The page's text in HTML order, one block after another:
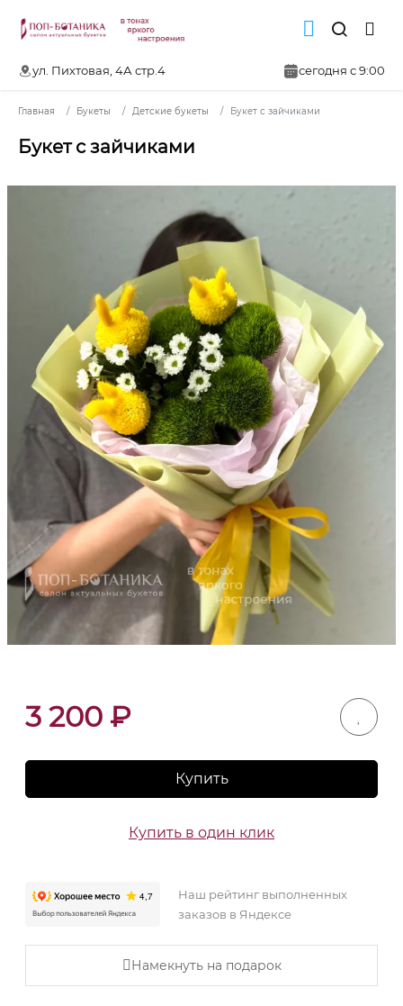
ул. Пихтовая, 4А стр.4 сегодня с 9:00
Главная Букеты Детские букеты Букет с зайчиками
Букет с зайчиками
3 200 ₽
Купить
Купить в один клик
Наш рейтинг выполненных
заказов в Яндексе
Намекнуть на подарок